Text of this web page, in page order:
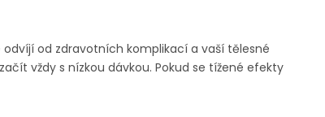
odvíjí od zdravotních komplikací a vaší tělesné
vždy s nízkou dávkou. Pokud se tížené efekty